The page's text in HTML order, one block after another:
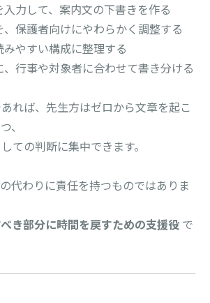
力して、案内文の下書きを作る
保護者向けにやわらかく調整する
やすい構成に整理する
、行事や対象者に合わせて書き分ける
れば、先生方はゼロから文章を起こ
、
ての判断に集中できます。
代わりに責任を持つものではありま
き部分に時間を戻すための支援役 で